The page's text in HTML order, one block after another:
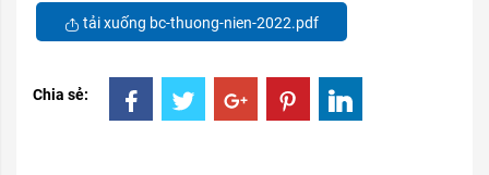
tải xuống bc-thuong-nien-2022.pdf
Chia sẻ: